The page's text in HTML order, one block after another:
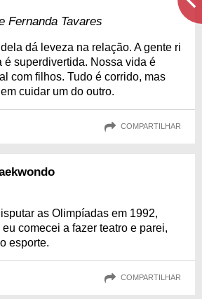
Fernanda Tavares
dá leveza na relação. A gente ri
é superdivertida. Nossa vida é
com filhos. Tudo é corrido, mas
cuidar um do outro.
COMPARTILHAR
as Olimpíadas em 1992,
comecei a fazer teatro e parei,
esporte.
COMPARTILHAR